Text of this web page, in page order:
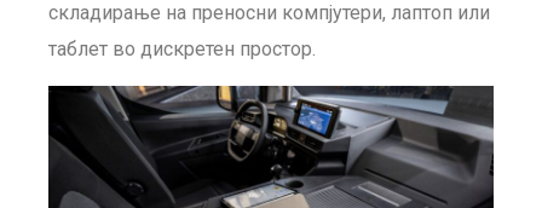
складирање на преносни компјутери, лаптоп или
таблет во дискретен простор.